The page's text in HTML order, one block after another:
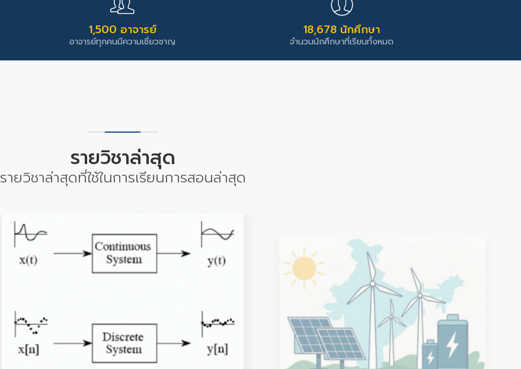
1,500 อาจารย์
อาจารย์ทุกคนมีความเชี่ยวชาญ
18,678 นักศึกษา
จำนวนนักศึกษาที่เรียนทั้งหมด
รายวิชาล่าสุด
รายวิชาล่าสุดที่ใช้ในการเรียนการสอนล่าสุด